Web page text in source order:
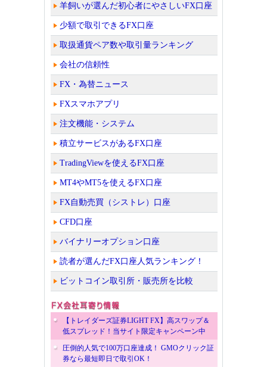
羊飼いが選んだ初心者にやさしいFX口座
少額で取引できるFX口座
取扱通貨ペア数や取引量ランキング
会社の信頼性
FX・為替ニュース
FXスマホアプリ
注文機能・システム
積立サービスがあるFX口座
TradingViewを使えるFX口座
MT4やMT5を使えるFX口座
FX自動売買（シストレ）口座
CFD口座
バイナリーオプション口座
読者が選んだFX口座人気ランキング！
ビットコイン取引所・販売所を比較
【トレイダーズ証券LIGHT FX】高スワップ＆
低スプレッド！当サイト限定キャンペーン中
圧倒的人気で100万口座達成！ GMOクリック証
券なら最短即日で取引OK！